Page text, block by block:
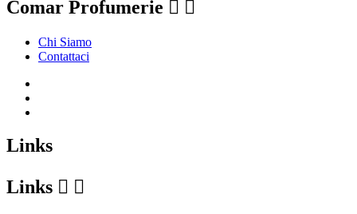
Comar Profumerie  
Chi Siamo
Contattaci
Links
Links  